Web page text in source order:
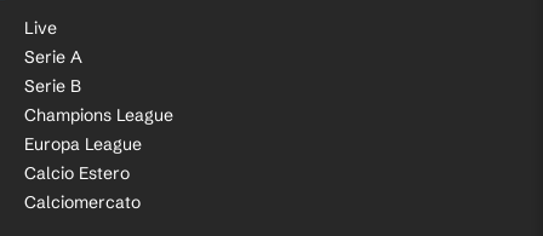
Live
Serie A
Serie B
Champions League
Europa League
Calcio Estero
Calciomercato